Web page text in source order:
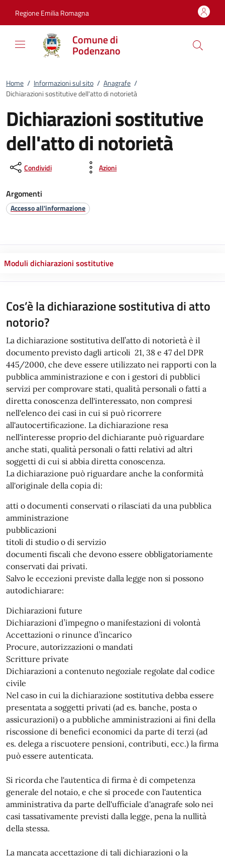
Regione Emilia Romagna
Comune di
Podenzano
Home / Informazioni sul sito / Anagrafe /
Dichiarazioni sostitutive dell'atto di notorietà
Dichiarazioni sostitutive
dell'atto di notorietà
Condividi Azioni
Argomenti
Accesso all'informazione
Moduli dichiarazioni sostitutive
Cos’è la dichiarazione sostitutiva di atto
notorio?
La dichiarazione sostitutiva dell’atto di notorietà è il
documento previsto dagli articoli 21, 38 e 47 del DPR
445/2000, che deve essere utilizzato nei rapporti con la
pubblica amministrazione e con i gestori di pubblici
servizi per comprovare stati, qualità personali o fatti a
diretta conoscenza dell'interessato, non compresi
nell'elenco dei casi in cui si può ricorrere
all'autocertificazione. La dichiarazione resa
nell'interesse proprio del dichiarante può riguardare
anche stati, qualità personali o fatti relativi ad altri
soggetti di cui si abbia diretta conoscenza.
La dichiarazione può riguardare anche la conformità
all'originale della copia di:
atti o documenti conservati o rilasciati da una pubblica
amministrazione
pubblicazioni
titoli di studio o di servizio
documenti fiscali che devono essere obbligatoriamente
conservati dai privati.
Salvo le eccezioni previste dalla legge non si possono
autodichiarare:
Dichiarazioni future
Dichiarazioni d’impegno o manifestazioni di volontà
Accettazioni o rinunce d’incarico
Procure, autorizzazioni o mandati
Scritture private
Dichiarazioni a contenuto negoziale regolate dal codice
civile
Nel caso in cui la dichiarazione sostitutiva debba essere
presentata a soggetti privati (ad es. banche, posta o
assicurazioni) o a pubbliche amministrazioni ai fini della
riscossione di benefici economici da parte di terzi (ad
es. delega a riscuotere pensioni, contributi, ecc.) la firma
può essere autenticata.
Si ricorda che l'autentica di firma è di competenza
generale del notaio, e che si procede con l'autentica
amministrativa da parte dell'ufficiale d'anagrafe solo nei
casi tassativamente previsti dalla legge, pena la nullità
della stessa.
La mancata accettazione di tali dichiarazioni o la